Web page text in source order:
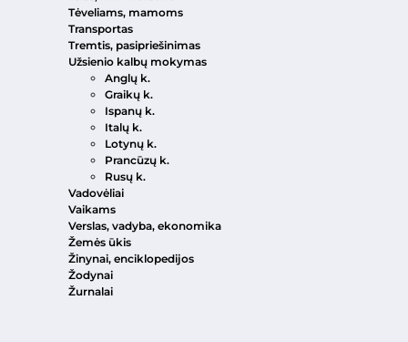
Tėveliams, mamoms
Transportas
Tremtis, pasipriešinimas
Užsienio kalbų mokymas
Anglų k.
Graikų k.
Ispanų k.
Italų k.
Lotynų k.
Prancūzų k.
Rusų k.
Vadovėliai
Vaikams
Verslas, vadyba, ekonomika
Žemės ūkis
Žinynai, enciklopedijos
Žodynai
Žurnalai